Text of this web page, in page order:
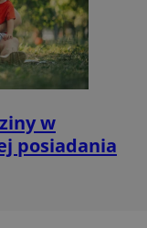
w
posiadania